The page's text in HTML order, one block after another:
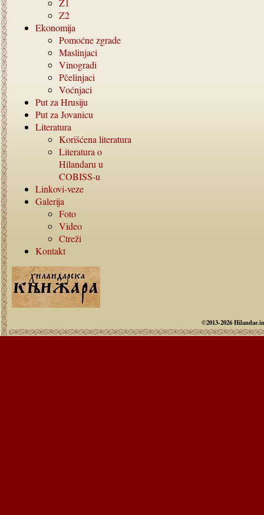
Z1
Z2
Ekonomija
Pomoćne zgrade
Maslinjaci
Vinogradi
Pčelinjaci
Voćnjaci
Put za Hrusiju
Put za Jovanicu
Literatura
Korišćena literatura
Literatura o
Hilandaru u
COBISS-u
Linkovi-veze
Galerija
Foto
Video
Ctreži
Kontakt
©2013-2026